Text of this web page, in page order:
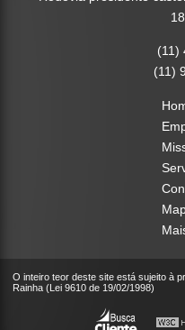
(11)
(11)
O inteiro teor deste site está sujeito à
Rainha (Lei 9610 de 19/02/1998)